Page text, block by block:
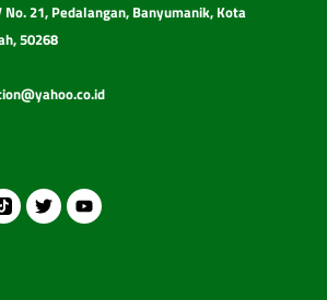
21, Pedalangan, Banyumanik, Kota
50268